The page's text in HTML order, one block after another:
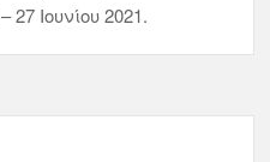
Ιουνίου 2021.